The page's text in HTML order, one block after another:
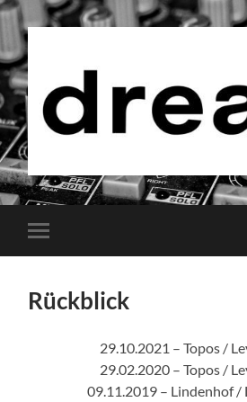
dream
Menü
Rückblick
29.10.2021 – Topos /
29.02.2020 – Topos /
09.11.2019 – Lindenhof /